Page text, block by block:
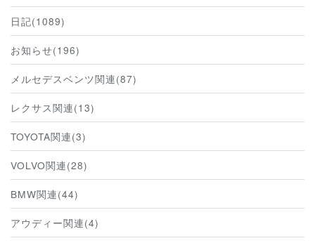
日記(1089)
お知らせ(196)
メルセデスベンツ関連(87)
レクサス関連(13)
TOYOTA関連(3)
VOLVO関連(28)
BMW関連(44)
アウディー関連(4)